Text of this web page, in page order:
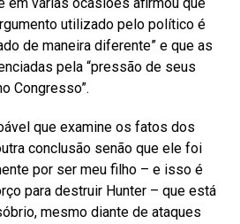
utilizado pelo político é
de maneira diferente” e que as
pela “pressão de seus
Congresso”.
que examine os fatos dos
conclusão senão que ele foi
por ser meu filho – e isso é
para destruir Hunter – que está
mesmo diante de ataques